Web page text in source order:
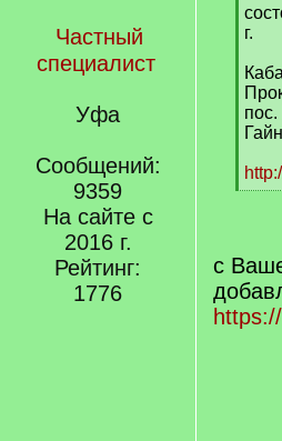
Частный
специалист
Уфа
Сообщений:
9359
На сайте с
2016 г.
Рейтинг:
1776
q
]г.
пос.
[
с